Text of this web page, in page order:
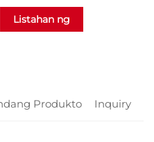
Listahan ng
Produkto Inquiry